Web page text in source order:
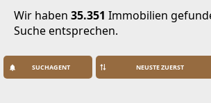
Wir haben 35.351 Immobilien
Suche entsprechen.
SUCHAGENT